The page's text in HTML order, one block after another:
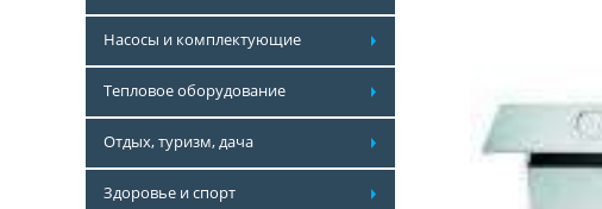
Насосы и комплектующие
Тепловое оборудование
Отдых, туризм, дача
Здоровье и спорт